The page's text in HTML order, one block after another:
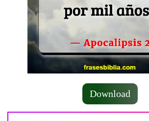
Download